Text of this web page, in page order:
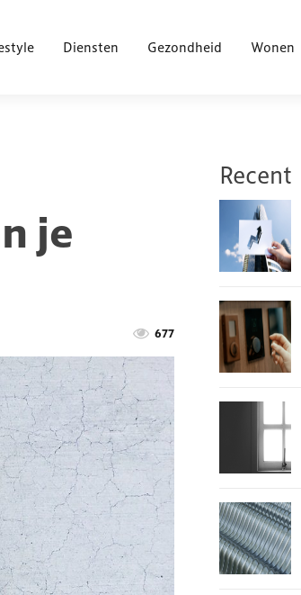
Diensten Gezondheid Wonen
je
677
Recent